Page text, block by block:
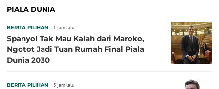
PIALA DUNIA
BERITA PILIHAN 1 jam lalu
Spanyol Tak Mau Kalah dari Maroko,
Ngotot Jadi Tuan Rumah Final Piala
Dunia 2030
BERITA PILIHAN 3 jam lalu